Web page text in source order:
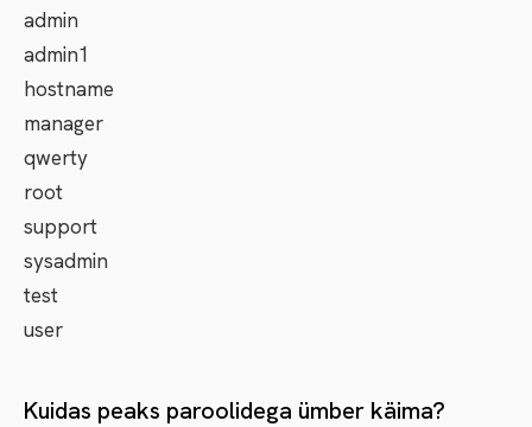
admin
admin1
hostname
manager
qwerty
root
support
sysadmin
test
user
Kuidas peaks paroolidega ümber käima?